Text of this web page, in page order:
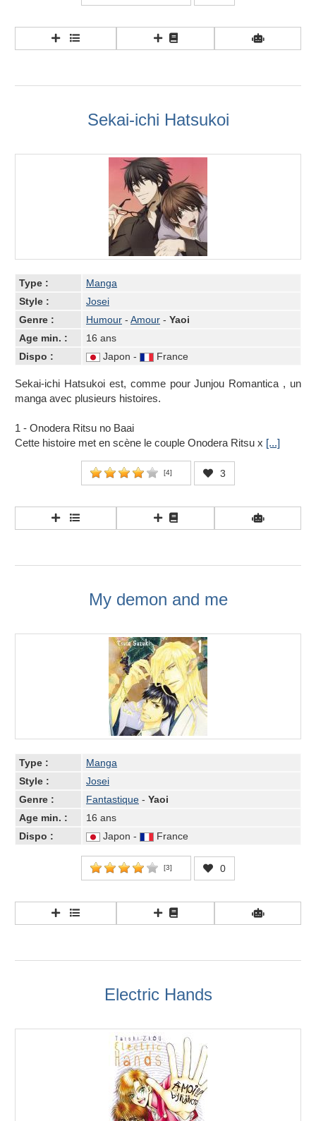
Sekai-ichi Hatsukoi
Type :
Manga
Style :
Josei
Genre :
Humour - Amour - Yaoi
Age min. :
16 ans
Dispo :
Japon - France
Sekai-ichi Hatsukoi est, comme pour Junjou Romantica , un
manga avec plusieurs histoires.
1 - Onodera Ritsu no Baai
Cette histoire met en scène le couple Onodera Ritsu x [...]
[4] 3
My demon and me
Type :
Manga
Style :
Josei
Genre :
Fantastique - Yaoi
Age min. :
16 ans
Dispo :
Japon - France
[3] 0
Electric Hands